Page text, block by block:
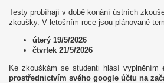
Testy probíhají v době konání ústních
zkoušky. V letošním roce jsou plánované
úterý 19/5/2026
čtvrtek 21/5/2026
Ke zkouškám se studenti hlásí vyplněním
prostřednictvím svého google účtu na